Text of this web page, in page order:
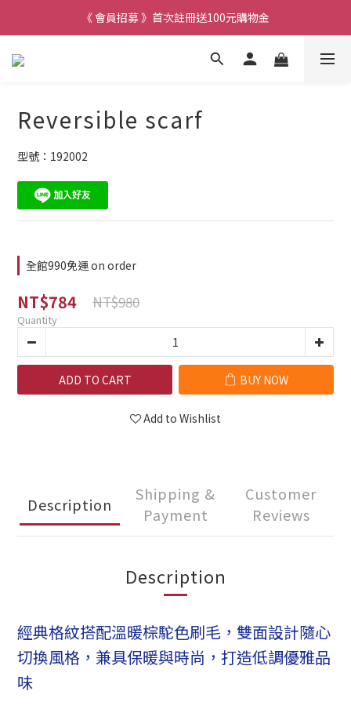
《 會員招募 》首次註冊送100元購物金
Reversible scarf
型號：192002
全館990免運 on order
NT$784 NT$980
Quantity
ADD TO CART BUY NOW
Add to Wishlist
Description
Shipping &
Payment
Customer
Reviews
Description
經典格紋搭配溫暖棕駝色刷毛，雙面設計隨心
切換風格，兼具保暖與時尚，打造低調優雅品
味